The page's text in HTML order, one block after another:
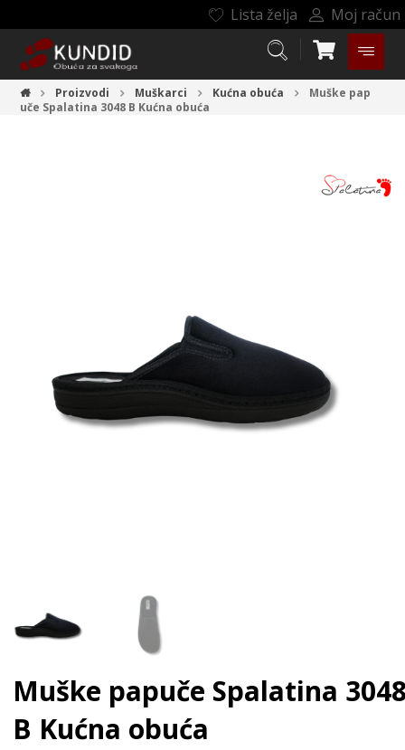
Lista želja Moj račun
Proizvodi Muškarci Kućna obuća
Muške pap
uče Spalatina 3048 B Kućna obuća
Muške papuče Spalatina
B Kućna obuća